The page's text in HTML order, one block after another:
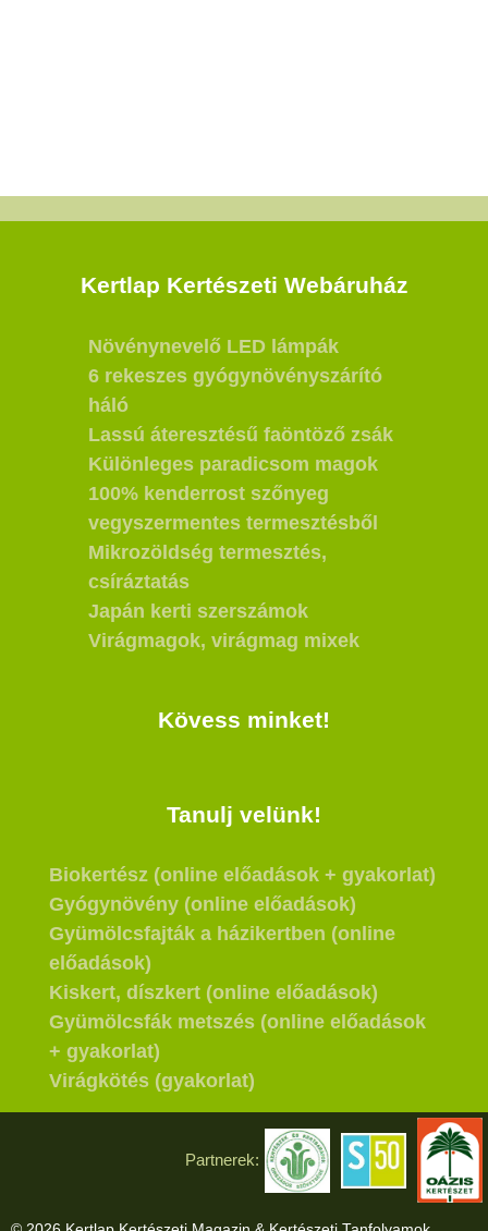
Kertlap Kertészeti Webáruház
Növénynevelő LED lámpák
6 rekeszes gyógynövényszárító
háló
Lassú áteresztésű faöntöző zsák
Különleges paradicsom magok
100% kenderrost szőnyeg
vegyszermentes termesztésből
Mikrozöldség termesztés,
csíráztatás
Japán kerti szerszámok
Virágmagok, virágmag mixek
Kövess minket!
Tanulj velünk!
Biokertész (online előadások + gyakorlat)
Gyógynövény (online előadások)
Gyümölcsfajták a házikertben (online
előadások)
Kiskert, díszkert (online előadások)
Gyümölcsfák metszés (online előadások
+ gyakorlat)
Virágkötés (gyakorlat)
Partnerek: